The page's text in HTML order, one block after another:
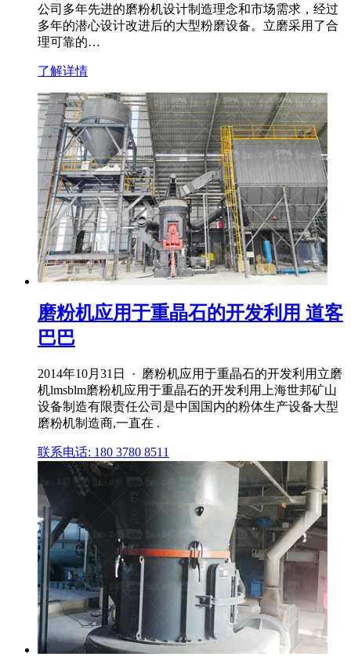
公司多年先进的磨粉机设计制造理念和市场需求，经过
多年的潜心设计改进后的大型粉磨设备。立磨采用了合
理可靠的…
了解详情
磨粉机应用于重晶石的开发利用 道客
巴巴
2014年10月31日 · 磨粉机应用于重晶石的开发利用立磨
机lmsblm磨粉机应用于重晶石的开发利用上海世邦矿山
设备制造有限责任公司是中国国内的粉体生产设备大型
磨粉机制造商,一直在 .
联系电话: 180 3780 8511